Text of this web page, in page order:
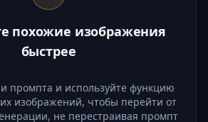
похожие изображения
быстрее
промпта и используйте функцию
изображений, чтобы перейти от
не перестраивая промпт